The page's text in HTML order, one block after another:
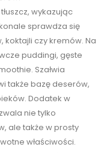
wykazując
sprawdza się
czy kremów. Na
puddingi, gęste
Szałwia
także bazę deserów,
Dodatek w
nie tylko
ale także w prosty
właściwości.